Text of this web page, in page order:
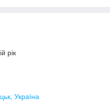
рік
Україна